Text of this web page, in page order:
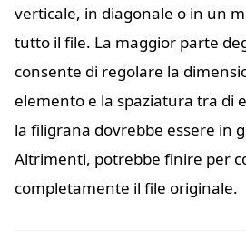
verticale, in diagonale o in un
tutto il file. La maggior parte
consente di regolare la
elemento e la spaziatura tra di
la filigrana dovrebbe essere in
Altrimenti, potrebbe finire per
completamente il file originale.